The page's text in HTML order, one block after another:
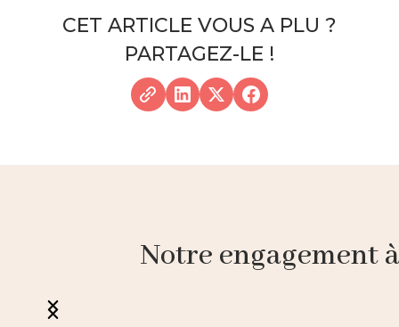
CET ARTICLE VOUS A PLU ?
PARTAGEZ-LE !
Notre engagement